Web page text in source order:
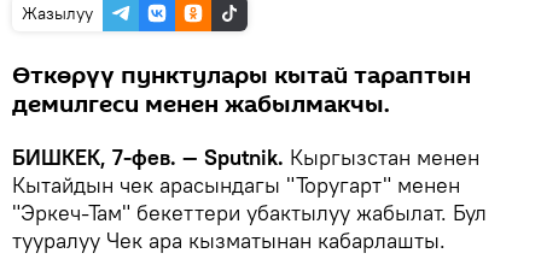
Жазылуу
Өткөрүү пунктулары кытай тараптын
демилгеси менен жабылмакчы.
БИШКЕК, 7-фев. — Sputnik. Кыргызстан менен
Кытайдын чек арасындагы "Торугарт" менен
"Эркеч-Там" бекеттери убактылуу жабылат. Бул
тууралуу Чек ара кызматынан кабарлашты.